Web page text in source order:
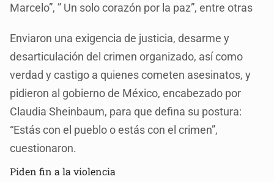
Marcelo”, ” Un solo corazón por la paz”, entre otras
Enviaron una exigencia de justicia, desarme y
desarticulación del crimen organizado, así como
verdad y castigo a quienes cometen asesinatos, y
pidieron al gobierno de México, encabezado por
Claudia Sheinbaum, para que defina su postura:
“Estás con el pueblo o estás con el crimen”,
cuestionaron.
Piden fin a la violencia